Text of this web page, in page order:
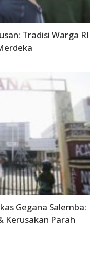
Tradisi Warga RI
Gegana Salemba:
Kerusakan Parah